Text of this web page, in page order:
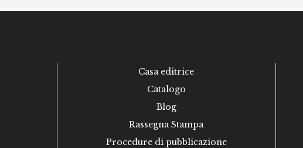
Casa editrice
Catalogo
Blog
Rassegna Stampa
Procedure di pubblicazione